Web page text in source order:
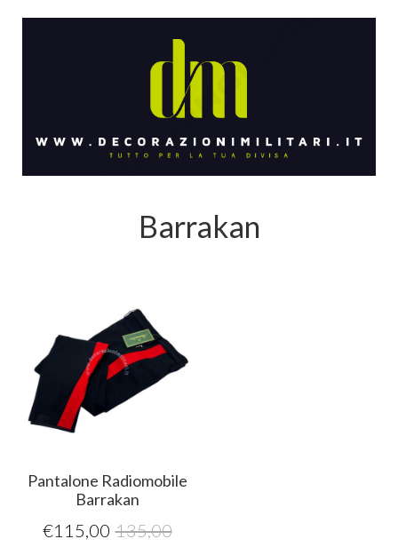
Barrakan
Pantalone Radiomobile
Barrakan
€115,00 135,00